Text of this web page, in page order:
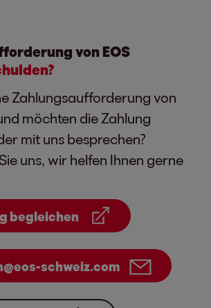
von EOS
Zahlungsaufforderung von
möchten die Zahlung
mit uns besprechen?
uns, wir helfen Ihnen gerne
begleichen
schweiz.com